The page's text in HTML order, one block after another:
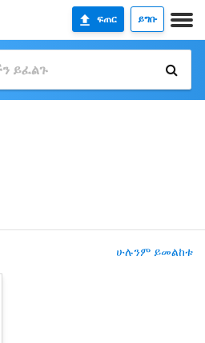
ፍጠር ይግቡ
ሁሉንም ይመልከቱ